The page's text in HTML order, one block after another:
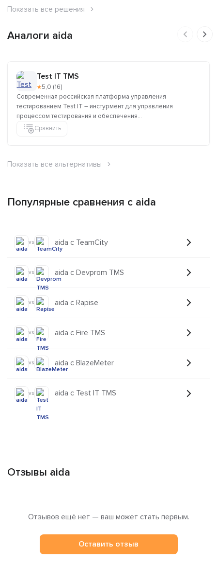
Показать все решения
Аналоги aida
Test IT TMS
★5,0 (16)
Современная российская платформа управления
тестированием Test IT – инстурмент для управления
процессом тестирования и обеспечения...
Сравнить
Показать все альтернативы
Популярные сравнения с aida
vs aida с TeamCity
vs aida с Devprom TMS
vs aida с Rapise
vs aida с Fire TMS
vs aida с BlazeMeter
vs aida с Test IT TMS
Отзывы aida
Отзывов ещё нет — ваш может стать первым.
Оставить отзыв